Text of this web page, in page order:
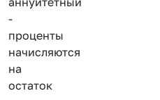
-
проценты
начисляются
на
остаток